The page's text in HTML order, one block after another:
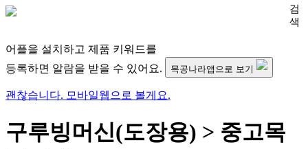
어플을 설치하고 제품 키워드를
등록하면 알람을 받을 수 있어요.
목공나라앱으로 보기
괜찮습니다. 모바일웹으로 볼게요.
구루빙머신(도장용) > 중고목
검
색